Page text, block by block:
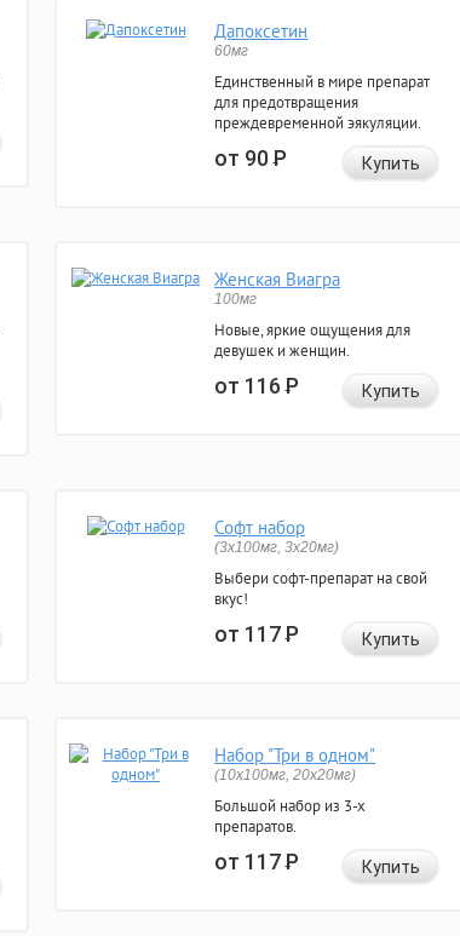
Дапоксетин
60мг
Единственный в мире препарат
для предотвращения
преждевременной эякуляции.
от 90Р Купить
Женская Виагра
100мг
Новые, яркие ощущения для
девушек и женщин.
от 116Р Купить
Софт набор
(3x100мг, 3x20мг)
Выбери софт-препарат на свой
вкус!
от 117Р Купить
Набор "Три в одном"
(10x100мг, 20x20мг)
Большой набор из 3-х
препаратов.
от 117Р Купить